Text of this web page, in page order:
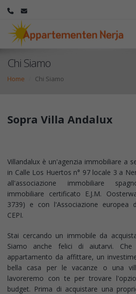
Chi Siamo
Home Chi Siamo
Sopra Villa Andalux
Villandalux è un'agenzia immobiliare a
in Calle Los Huertos n° 97 locale 3 a
all'associazione immobiliare
immobiliare certificato E.J.M.
3739) e con l'Associazione europea
CEPI.
Stai cercando un immobile da
Siamo anche felici di aiutarvi.
appartamento da affittare, un
bella casa per le vacanze o una
lavoreremo con te per trovare
budget. Prima di acquistare una